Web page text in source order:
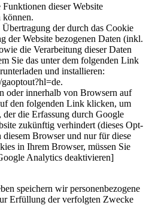
dieser Website
der durch das Cookie
der Website bezogenen Daten (inkl.
die Verarbeitung dieser Daten
Sie das unter dem folgenden Link
und installieren:
oder innerhalb von Browsern auf
den folgenden Link klicken, um
die Erfassung durch Google
zukünftig verhindert (dieses Opt-
Browser und nur für diese
in Ihrem Browser, müssen Sie
Analytics deaktivieren]
speichern wir personenbezogene
Erfüllung der verfolgten Zwecke